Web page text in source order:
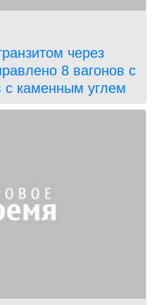
через
8 вагонов с
с каменным углем